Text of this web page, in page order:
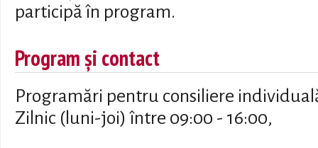
participă în program.
Program și contact
Programări pentru consiliere
Zilnic (luni-joi) între 09:00 - 16:00,